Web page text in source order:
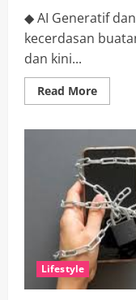
◆ AI Generatif
kecerdasan
dan kini...
Read MoreRead
more
2025:
Antara
Inovasi
dan
bagi
Dunia
Kerja
Lifestyle